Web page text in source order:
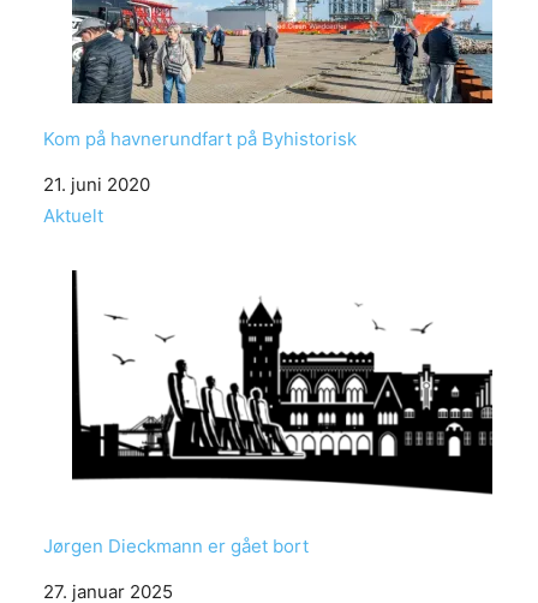
Kom på havnerundfart på Byhistorisk
Date
21. juni 2020
In relation to
Aktuelt
Jørgen Dieckmann er gået bort
Date
27. januar 2025